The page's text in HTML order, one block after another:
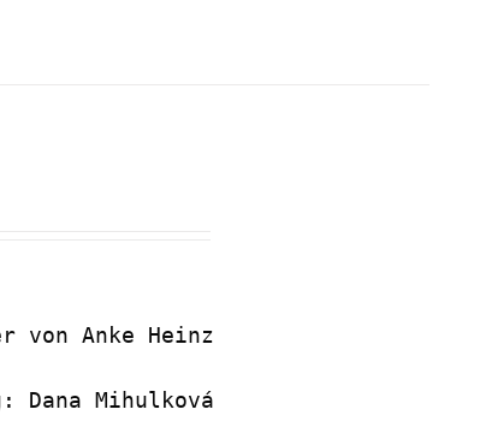
von Anke Heinz
Dana Mihulková